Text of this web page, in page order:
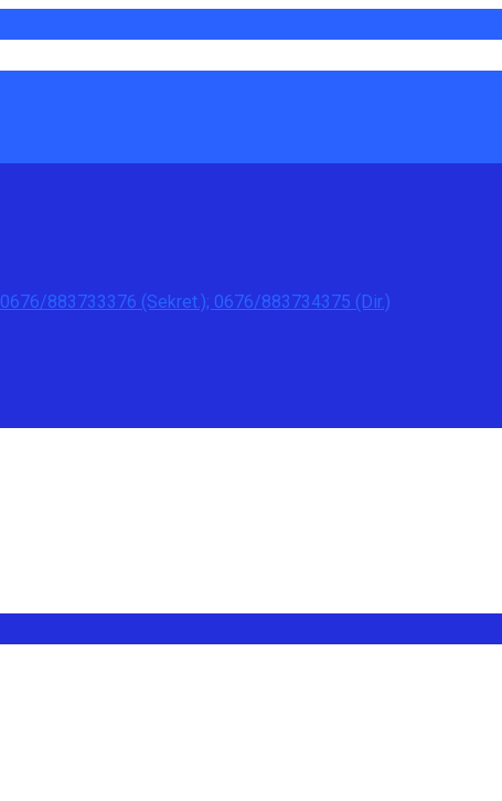
0676/883733376 (Sekret.); 0676/883734375 (Dir.)